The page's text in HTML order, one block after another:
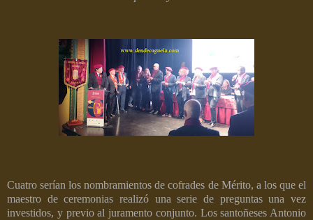
Cuatro serían los nombramientos de cofrades de Mérito, a los que el
maestro de ceremonias realizó una serie de preguntas una vez
investidos, y previo al juramento conjunto. Los santoñeses Antonio